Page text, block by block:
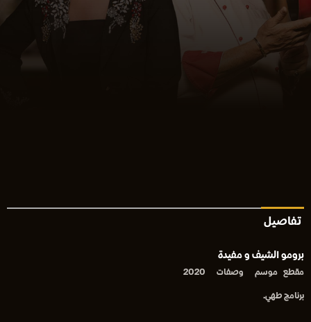
تفاصيل
برومو الشيف و مفيدة
مقطع موسم وصفات 2020
برنامج طهي.